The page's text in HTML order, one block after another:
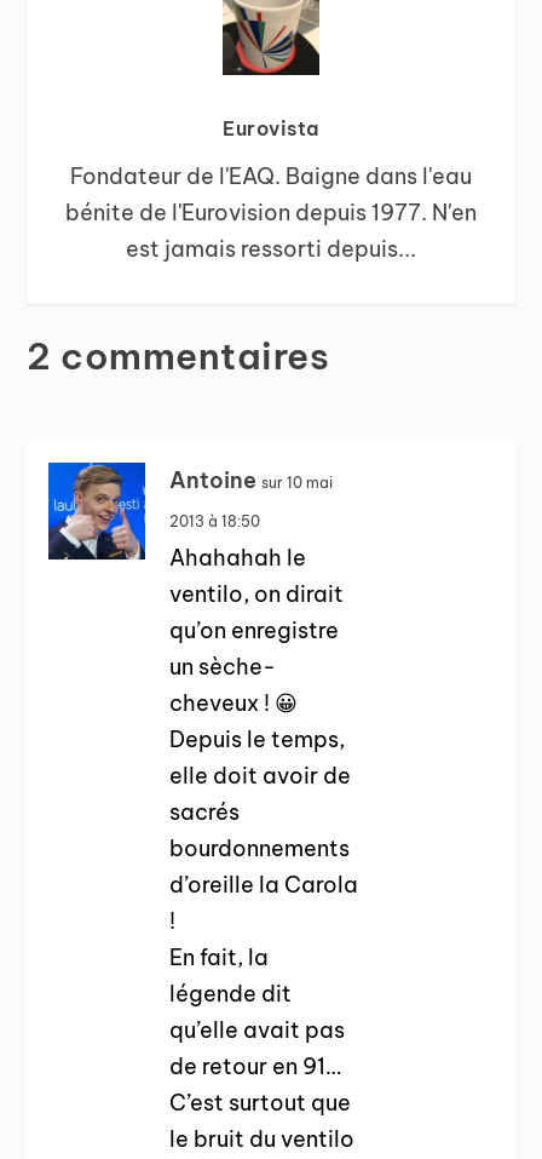
Eurovista
Fondateur de l'EAQ. Baigne dans l'eau
bénite de l'Eurovision depuis 1977. N'en
est jamais ressorti depuis...
2 commentaires
Antoine sur 10 mai
2013 à 18:50
Ahahahah le
ventilo, on dirait
qu’on enregistre
un sèche-
cheveux ! 😀
Depuis le temps,
elle doit avoir de
sacrés
bourdonnements
d’oreille la Carola
!
En fait, la
légende dit
qu’elle avait pas
de retour en 91…
C’est surtout que
le bruit du ventilo